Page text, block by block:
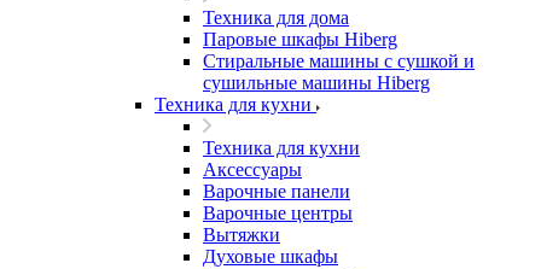
Техника для дома
Паровые шкафы Hiberg
Стиральные машины с сушкой и
сушильные машины Hiberg
Техника для кухни
Техника для кухни
Аксессуары
Варочные панели
Варочные центры
Вытяжки
Духовые шкафы